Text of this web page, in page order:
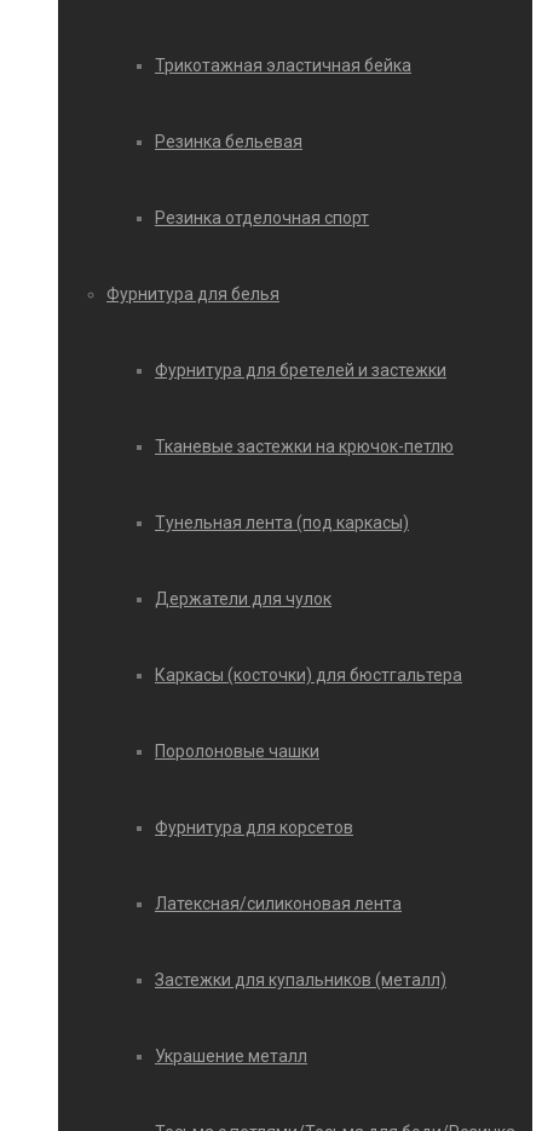
Трикотажная эластичная бейка
Резинка бельевая
Резинка отделочная спорт
Фурнитура для белья
Фурнитура для бретелей и застежки
Тканевые застежки на крючок-петлю
Тунельная лента (под каркасы)
Держатели для чулок
Каркасы (косточки) для бюстгальтера
Поролоновые чашки
Фурнитура для корсетов
Латексная/силиконовая лента
Застежки для купальников (металл)
Украшение металл